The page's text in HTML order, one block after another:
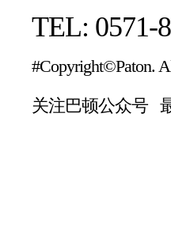
TEL: 0571-
#Copyright©Paton.
关注巴顿公众号